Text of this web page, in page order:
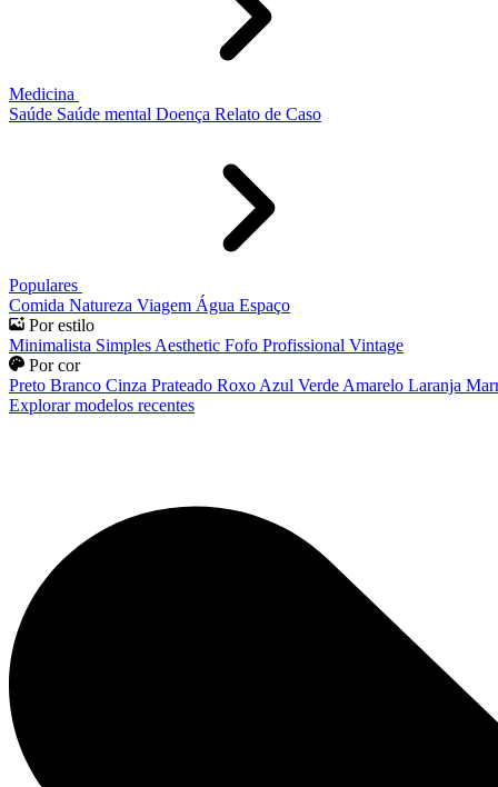
Medicina
Saúde Saúde mental Doença Relato de Caso
Populares
Comida Natureza Viagem Água Espaço
Por estilo
Minimalista Simples Aesthetic Fofo Profissional Vintage
Por cor
Preto Branco Cinza Prateado Roxo Azul Verde Amarelo Laranja
Explorar modelos recentes